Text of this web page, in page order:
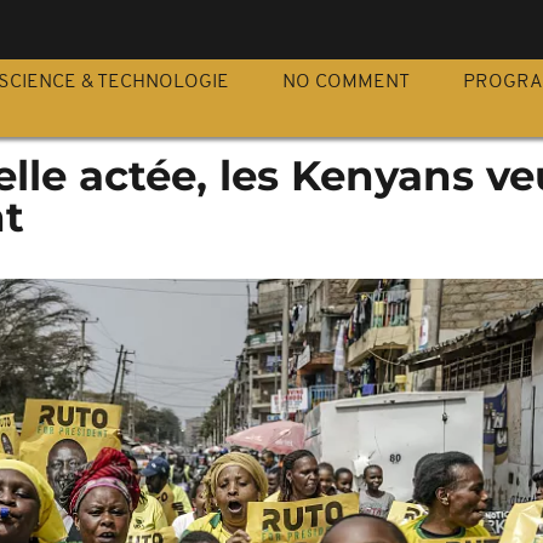
SCIENCE & TECHNOLOGIE NO COMMENT
actée, les Kenyans